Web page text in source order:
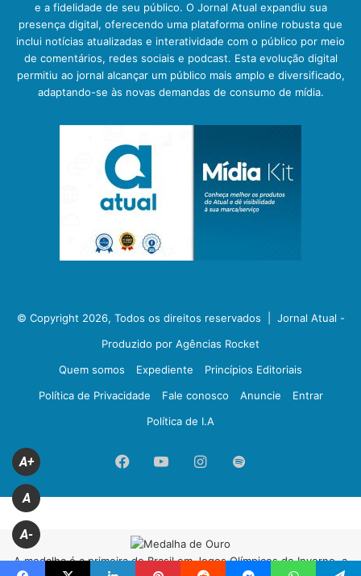
e a fidelidade de seu público. O Jornal Atual expandiu sua
presença digital, oferecendo uma plataforma online robusta que
inclui notícias atualizadas e interatividade com o público por meio
de comentários, redes sociais e podcast. Esta evolução digital
permitiu ao jornal alcançar um público mais amplo e diversificado,
adaptando-se às novas demandas de consumo de mídia.
© Copyright 2026, Todos os direitos reservados | Jornal Atual -
Produzido por Agências Rocket
Quem somos
Expediente
Princípios Editoriais
Política de Privacidade
Fale conosco Anuncie
Entrar
Política de I.A
FacebookYouTubeInstagram
Spotify
A+
A
A-
A medalha é a primeira do Brasil em Jogos Olímpicos de Inverno, a